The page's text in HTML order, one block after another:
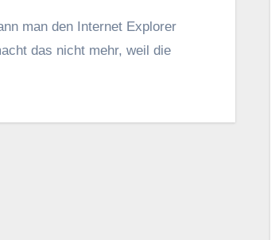
man den Internet Explorer
das nicht mehr, weil die